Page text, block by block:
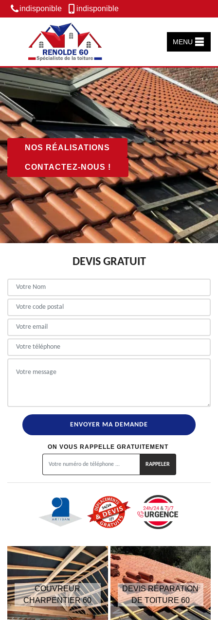
indisponible indisponible
MENU
NOS RÉALISATIONS
CONTACTEZ-NOUS !
DEVIS GRATUIT
ON VOUS RAPPELLE GRATUITEMENT
COUVREUR
CHARPENTIER 60
DEVIS RÉPARATION
DE TOITURE 60